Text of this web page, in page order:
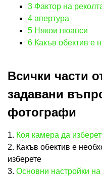
3 Фактор на
4 апертура
5 Някои нюанси
6 Какъв обектив е
Всички части
задавани
фотографи
1. Коя камера да
2. Какъв обектив е
изберете
3. Основни настройки